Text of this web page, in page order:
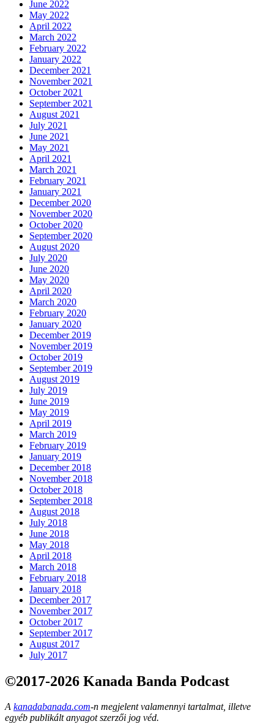
June 2022
May 2022
April 2022
March 2022
February 2022
January 2022
December 2021
November 2021
October 2021
September 2021
August 2021
July 2021
June 2021
May 2021
April 2021
March 2021
February 2021
January 2021
December 2020
November 2020
October 2020
September 2020
August 2020
July 2020
June 2020
May 2020
April 2020
March 2020
February 2020
January 2020
December 2019
November 2019
October 2019
September 2019
August 2019
July 2019
June 2019
May 2019
April 2019
March 2019
February 2019
January 2019
December 2018
November 2018
October 2018
September 2018
August 2018
July 2018
June 2018
May 2018
April 2018
March 2018
February 2018
January 2018
December 2017
November 2017
October 2017
September 2017
August 2017
July 2017
©2017-2026 Kanada Banda Podcast
A kanadabanada.com-n megjelent valamennyi tartalmat, illetve
egyéb publikált anyagot szerzői jog véd.